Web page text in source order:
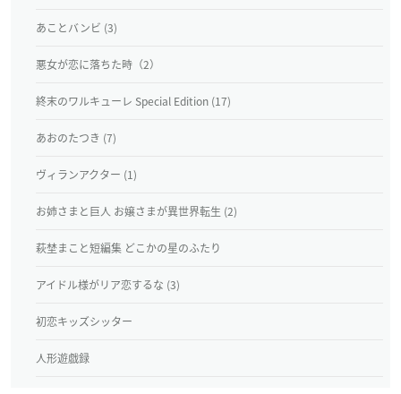
あことバンビ (3)
悪女が恋に落ちた時（2）
終末のワルキューレ Special Edition (17)
あおのたつき (7)
ヴィランアクター (1)
お姉さまと巨人 お嬢さまが異世界転生 (2)
萩埜まこと短編集 どこかの星のふたり
アイドル様がリア恋するな (3)
初恋キッズシッター
人形遊戯録